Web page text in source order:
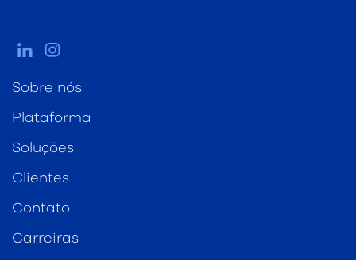
Sobre nós
Plataforma
Soluções
Clientes
Contato
Carreiras